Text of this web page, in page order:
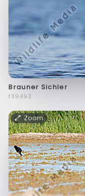
Brauner Sichler
f39493
Zoom